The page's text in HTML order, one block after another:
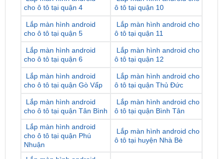
Lắp màn hình android
cho ô tô tại quận 3
Lắp màn hình android cho
ô tô tại quận 9
Lắp màn hình android
cho ô tô tại quận 4
Lắp màn hình android cho
ô tô tại quận 10
Lắp màn hình android
cho ô tô tại quận 5
Lắp màn hình android cho
ô tô tại quận 11
Lắp màn hình android
cho ô tô tại quận 6
Lắp màn hình android cho
ô tô tại quận 12
Lắp màn hình android
cho ô tô tại quận Gò Vấp
Lắp màn hình android cho
Lắp màn hình android
cho ô tô tại quận Tân Bình
Lắp màn hình android cho